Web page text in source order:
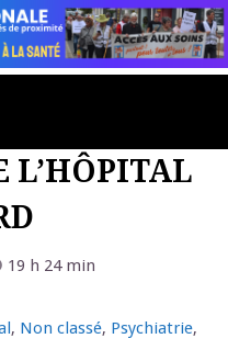
L’HÔPITAL
19 h 24 min
, Non classé, Psychiatrie,